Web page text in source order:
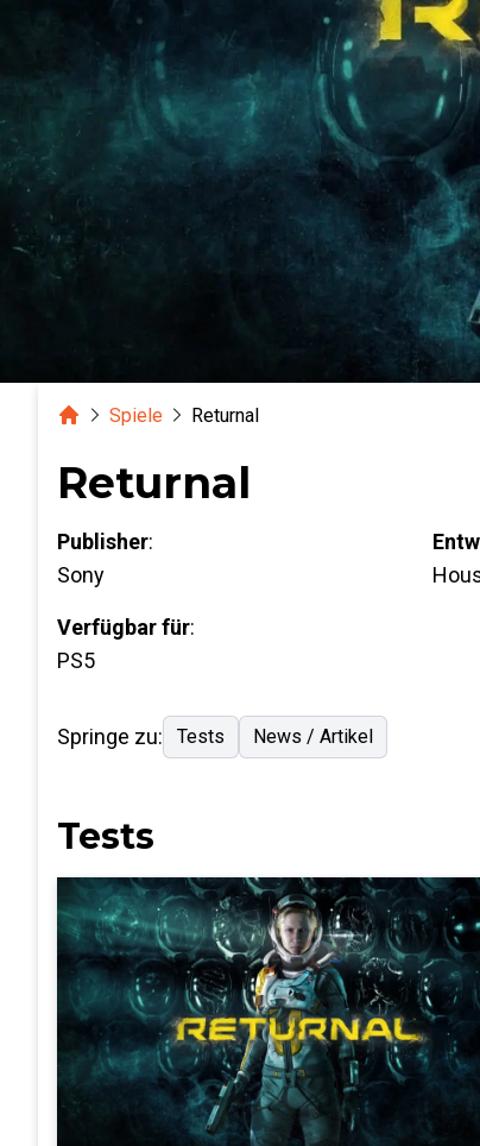
HomeSpiele Returnal
Returnal
Publisher:
Sony
Verfügbar für:
PS5
Springe zu: Tests News / Artikel
Tests